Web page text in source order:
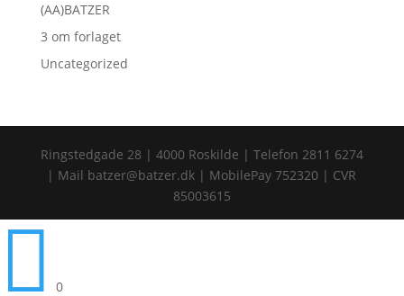
(AA)BATZER
3 om forlaget
Uncategorized
Ringstedgade 28 | 4000 Roskilde | Telefon 2811 6274
| Mail batzer@batzer.dk | MobilePay 752320 | CVR
85003615
 0